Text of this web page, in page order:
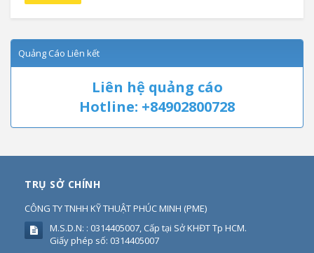
Quảng Cáo Liên kết
Liên hệ quảng cáo
Hotline: +84902800728
TRỤ SỞ CHÍNH
CÔNG TY TNHH KỸ THUẬT PHÚC MINH (PME)
M.S.D.N: : 0314405007, Cấp tại Sở KHĐT Tp HCM.
Giấy phép số: 0314405007